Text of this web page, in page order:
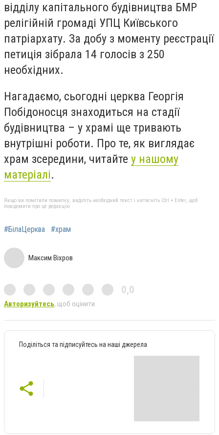
відділу капітального будівництва БМР
релігійній громаді УПЦ Київського
патріархату. За добу з моменту реєстрації
петиція зібрала 14 голосів з 250
необхідних.
Нагадаємо, сьогодні церква Георгія
Побідоносця знаходиться на стадії
будівництва – у храмі ще тривають
внутрішні роботи. Про те, як виглядає
храм зсередини, читайте у нашому
матеріалі.
Якщо ви помітили помилку, виділіть необхідний текст і натисніть Ctrl + Enter, щоб
повідомити про це редакцію
#БілаЦерква #храм
Максим Віхров
0,0
Авторизуйтесь, щоб оцінити
Поділіться та підписуйтесь на наші джерела